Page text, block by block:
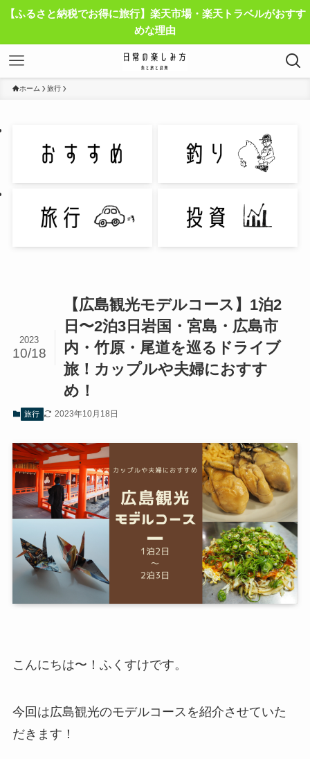
【ふるさと納税でお得に旅行】楽天市場・楽天トラベルがおすす
めな理由
ホーム 旅行
【広島観光モデルコース】1泊2
日〜2泊3日岩国・宮島・広島市
内・竹原・尾道を巡るドライブ
旅！カップルや夫婦におすす
め！
2023
10/18
旅行 2023年10月18日
こんにちは〜！ふくすけです。
今回は広島観光のモデルコースを紹介させていた
だきます！